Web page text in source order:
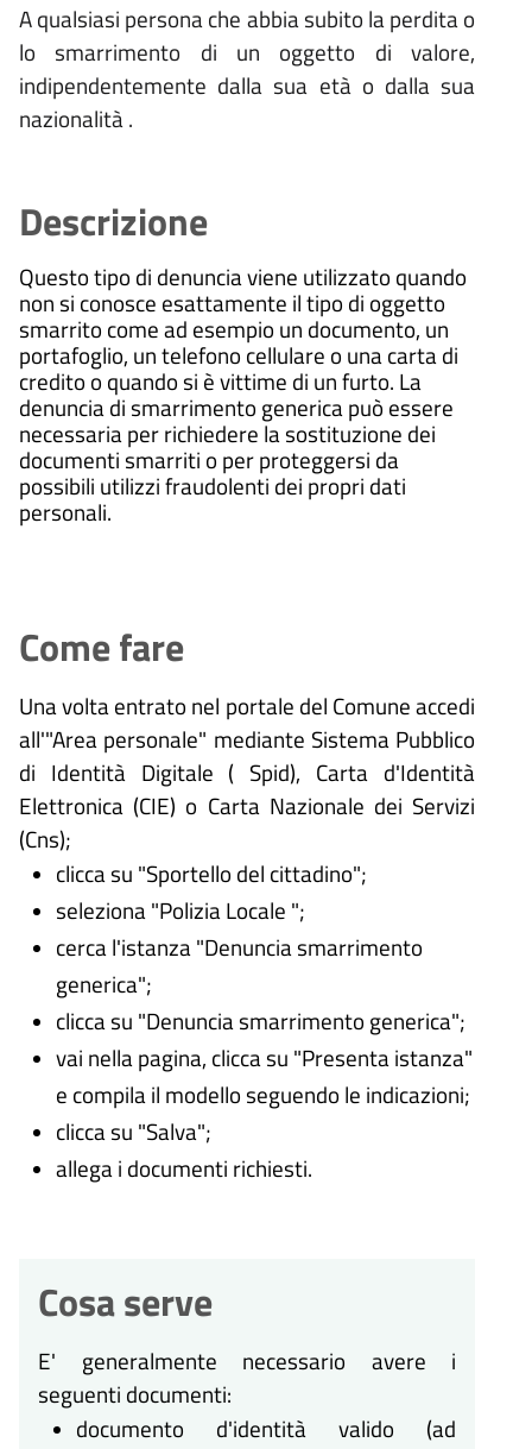
A qualsiasi persona che abbia subito la perdita o
lo smarrimento di un oggetto di valore,
indipendentemente dalla sua età o dalla sua
nazionalità .
Descrizione
Questo tipo di denuncia viene utilizzato quando
non si conosce esattamente il tipo di oggetto
smarrito come ad esempio un documento, un
portafoglio, un telefono cellulare o una carta di
credito o quando si è vittime di un furto. La
denuncia di smarrimento generica può essere
necessaria per richiedere la sostituzione dei
documenti smarriti o per proteggersi da
possibili utilizzi fraudolenti dei propri dati
personali.
Come fare
Una volta entrato nel portale del Comune accedi
all'"Area personale" mediante Sistema Pubblico
di Identità Digitale ( Spid), Carta d'Identità
Elettronica (CIE) o Carta Nazionale dei Servizi
(Cns);
clicca su "Sportello del cittadino";
seleziona "Polizia Locale ";
cerca l'istanza "Denuncia smarrimento
generica";
clicca su "Denuncia smarrimento generica";
vai nella pagina, clicca su "Presenta istanza"
e compila il modello seguendo le indicazioni;
clicca su "Salva";
allega i documenti richiesti.
Cosa serve
E' generalmente necessario avere i
seguenti documenti:
documento d'identità valido (ad